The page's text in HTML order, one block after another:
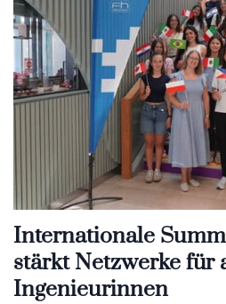
Internationale
stärkt Netzwerke für
Ingenieurinnen